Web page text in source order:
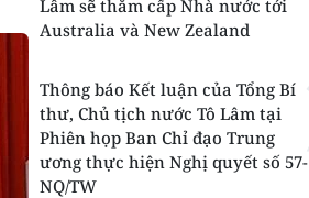
Lâm sẽ thăm cấp Nhà nước tới
Australia và New Zealand
Thông báo Kết luận của Tổng Bí
thư, Chủ tịch nước Tô Lâm tại
Phiên họp Ban Chỉ đạo Trung
ương thực hiện Nghị quyết số 57-
NQ/TW